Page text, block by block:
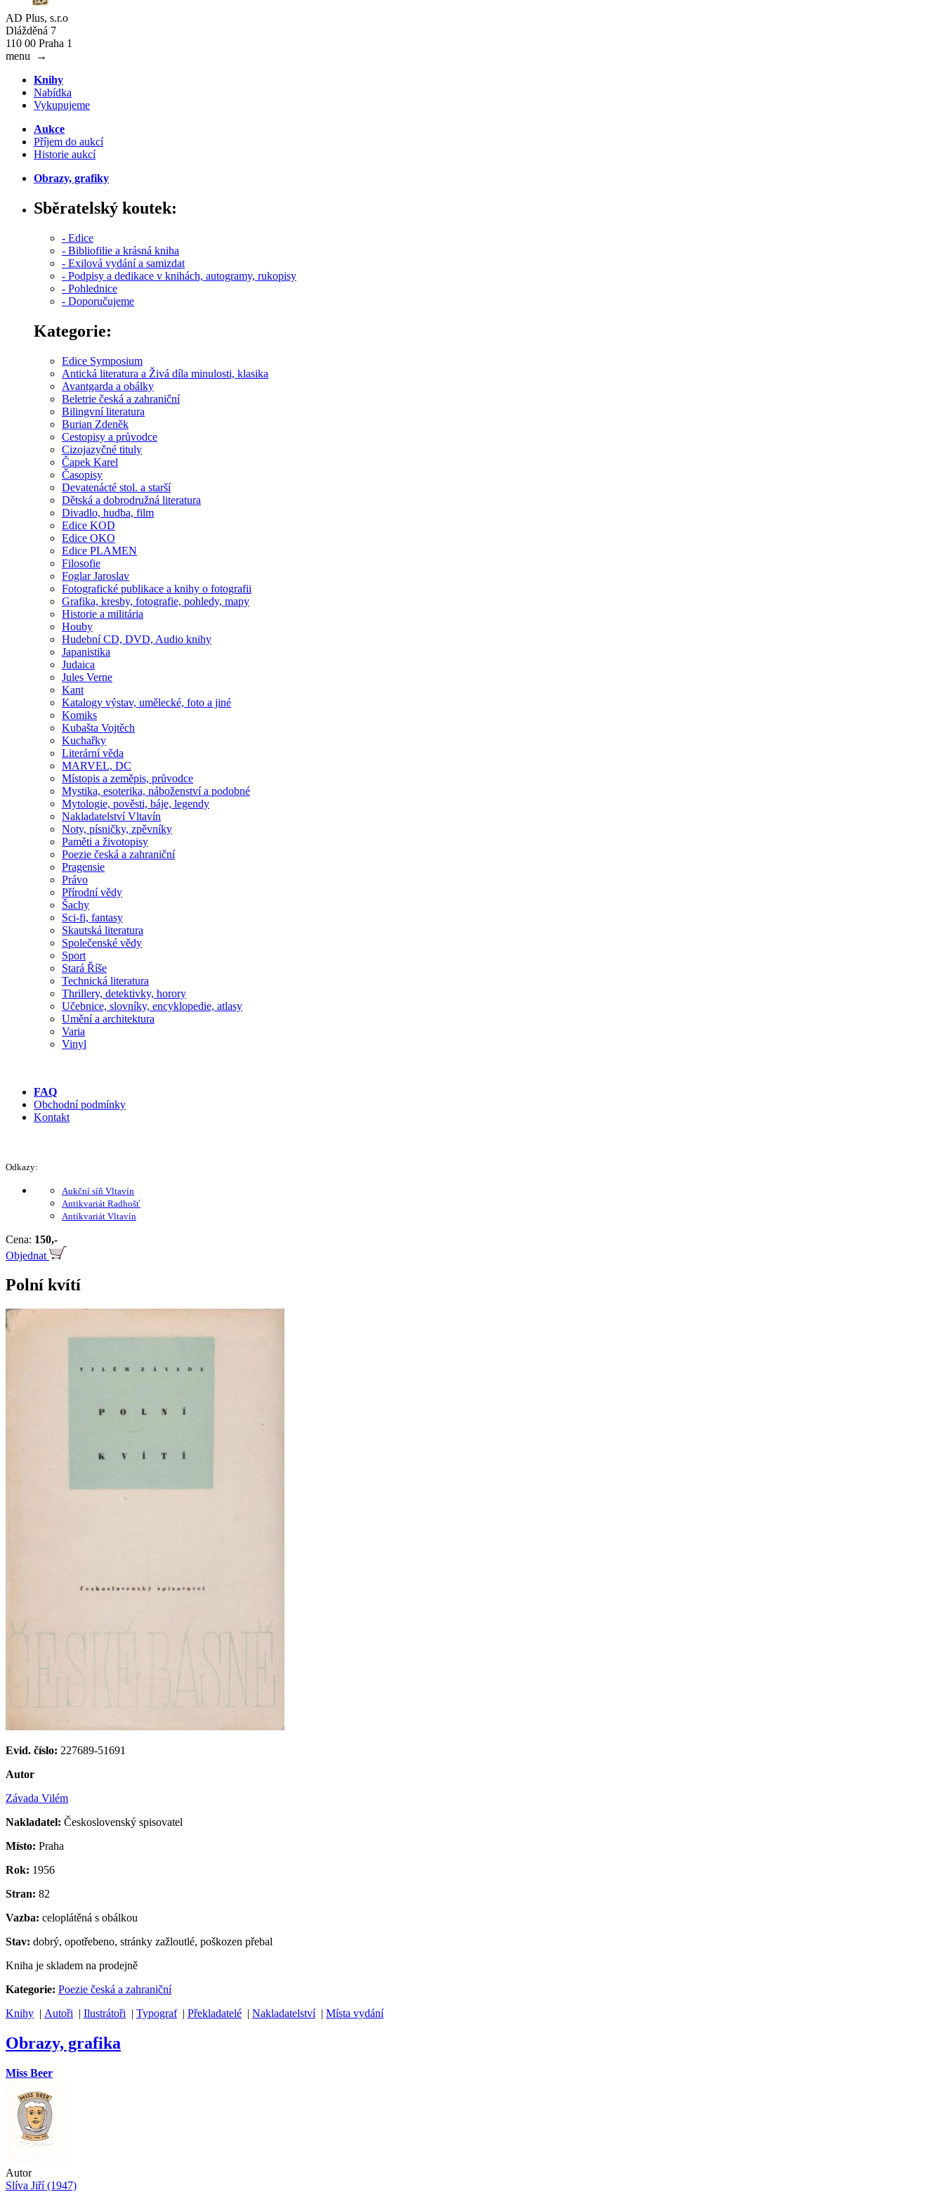
AD Plus, s.r.o
Dlážděná 7
110 00 Praha 1
menu
→
Knihy
Nabídka
Vykupujeme
Aukce
Příjem do aukcí
Historie aukcí
Obrazy, grafiky
Sběratelský koutek:
- Edice
- Bibliofilie a krásná kniha
- Exilová vydání a samizdat
- Podpisy a dedikace v knihách, autogramy, rukopisy
- Pohlednice
- Doporučujeme
Kategorie:
Edice Symposium
Antická literatura a Živá díla minulosti, klasika
Avantgarda a obálky
Beletrie česká a zahraniční
Bilingvní literatura
Burian Zdeněk
Cestopisy a průvodce
Cizojazyčné tituly
Čapek Karel
Časopisy
Devatenácté stol. a starší
Dětská a dobrodružná literatura
Divadlo, hudba, film
Edice KOD
Edice OKO
Edice PLAMEN
Filosofie
Foglar Jaroslav
Fotografické publikace a knihy o fotografii
Grafika, kresby, fotografie, pohledy, mapy
Historie a militária
Houby
Hudební CD, DVD, Audio knihy
Japanistika
Judaica
Jules Verne
Kant
Katalogy výstav, umělecké, foto a jiné
Komiks
Kubašta Vojtěch
Kuchařky
Literární věda
MARVEL, DC
Místopis a zeměpis, průvodce
Mystika, esoterika, náboženství a podobné
Mytologie, pověsti, báje, legendy
Nakladatelství Vltavín
Noty, písničky, zpěvníky
Paměti a životopisy
Poezie česká a zahraniční
Pragensie
Právo
Přírodní vědy
Šachy
Sci-fi, fantasy
Skautská literatura
Společenské vědy
Sport
Stará Říše
Technická literatura
Thrillery, detektivky, horory
Učebnice, slovníky, encyklopedie, atlasy
Umění a architektura
Varia
Vinyl
FAQ
Obchodní podmínky
Kontakt
Odkazy:
Aukční síň Vltavín
Antikvariát Radhošť
Antikvariát Vltavín
Cena: 150,-
Objednat
Polní kvítí
Evid. číslo: 227689-51691
Autor
Závada Vilém
Nakladatel: Československý spisovatel
Místo: Praha
Rok: 1956
Stran: 82
Vazba: celoplátěná s obálkou
Stav: dobrý, opotřebeno, stránky zažloutlé, poškozen přebal
Kniha je skladem na prodejně
Kategorie: Poezie česká a zahraniční
Knihy | Autoři | Ilustrátoři | Typograf| Překladatelé | Nakladatelství| Místa vydání
Obrazy, grafika
Miss Beer
Autor
Slíva Jiří (1947)